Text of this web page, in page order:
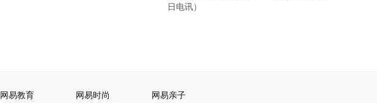
日电讯）
网易教育 网易时尚 网易亲子